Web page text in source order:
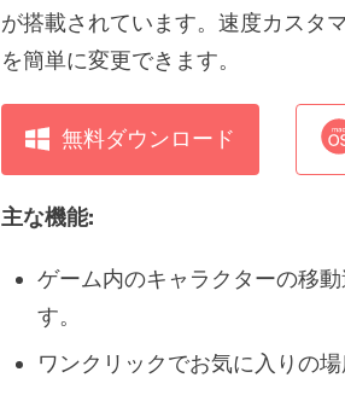
が搭載されています。速度カスタ
を簡単に変更できます。
無料ダウンロード
主な機能:
ゲーム内のキャラクターの移
す。
ワンクリックでお気に入りの